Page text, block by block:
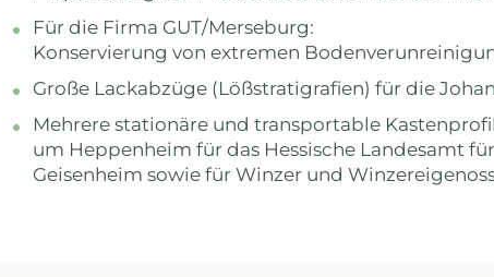
Für die Firma GUT/Merseburg:
Konservierung von extremen
Große Lackabzüge (Lößstratigrafien) für die
Mehrere stationäre und transportable
um Heppenheim für das Hessische Landesamt
Geisenheim sowie für Winzer und